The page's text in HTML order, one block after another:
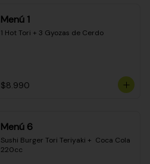
Menú 1
1 Hot Tori + 3 Gyozas de Cerdo
$8.990
Menú 6
Sushi Burger Tori Teriyaki +  Coca Cola
220cc